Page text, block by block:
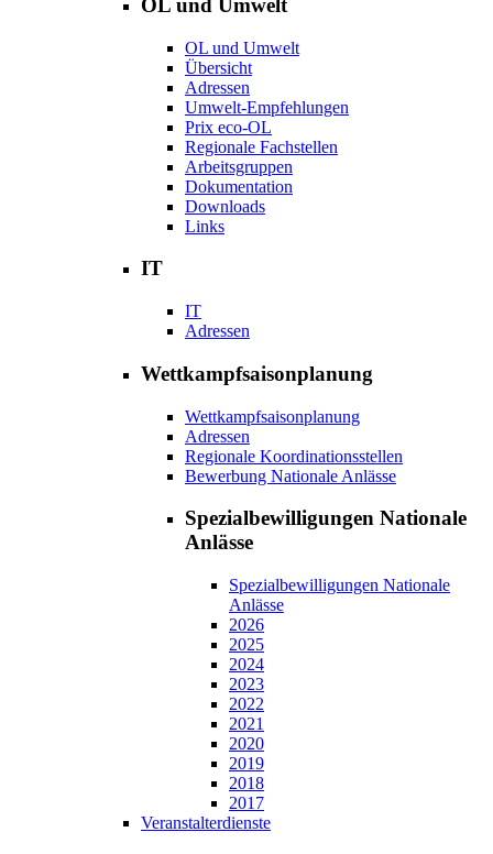
OL und Umwelt
OL und Umwelt
Übersicht
Adressen
Umwelt-Empfehlungen
Prix eco-OL
Regionale Fachstellen
Arbeitsgruppen
Dokumentation
Downloads
Links
IT
IT
Adressen
Wettkampfsaisonplanung
Wettkampfsaisonplanung
Adressen
Regionale Koordinationsstellen
Bewerbung Nationale Anlässe
Spezialbewilligungen Nationale
Anlässe
Spezialbewilligungen Nationale
Anlässe
2026
2025
2024
2023
2022
2021
2020
2019
2018
2017
Veranstalterdienste